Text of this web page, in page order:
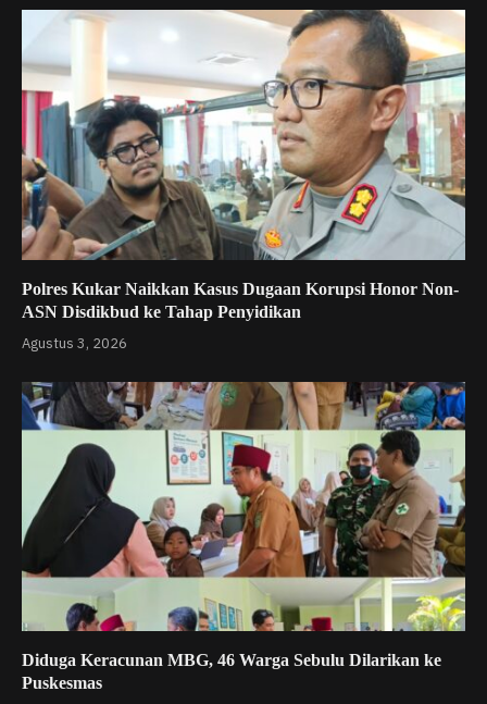
Polres Kukar Naikkan Kasus Dugaan Korupsi Honor Non-
ASN Disdikbud ke Tahap Penyidikan
Agustus 3, 2026
Diduga Keracunan MBG, 46 Warga Sebulu Dilarikan ke
Puskesmas